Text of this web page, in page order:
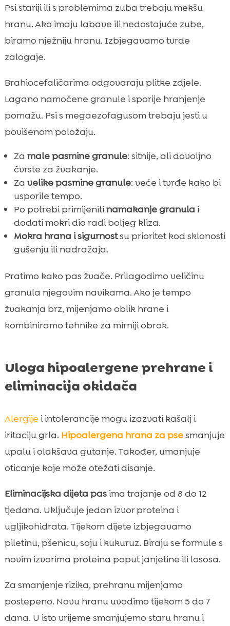
Psi stariji ili s problemima zuba trebaju mekšu
hranu. Ako imaju labave ili nedostajuće zube,
biramo nježniju hranu. Izbjegavamo tvrde
zalogaje.
Brahiocefaličarima odgovaraju plitke zdjele.
Lagano namočene granule i sporije hranjenje
pomažu. Psi s megaezofagusom trebaju jesti u
povišenom položaju.
Za male pasmine granule: sitnije, ali dovoljno
čvrste za žvakanje.
Za velike pasmine granule: veće i tvrđe kako bi
usporile tempo.
Po potrebi primijenitinamakanje granula i
dodati mokri dio radi boljeg kliza.
Mokra hrana i sigurnostsu prioritet kod sklonosti
gušenju ili nadražaja.
Pratimo kako pas žvače. Prilagodimo veličinu
granula njegovim navikama. Ako je tempo
žvakanja brz, mijenjamo oblik hrane i
kombiniramo tehnike za mirniji obrok.
Uloga hipoalergene prehrane i
eliminacija okidača
Alergije i intolerancije mogu izazvati kašalj i
iritaciju grla. Hipoalergena hrana za psesmanjuje
upalu i olakšava gutanje. Također, umanjuje
oticanje koje može otežati disanje.
Eliminacijska dijeta pasima trajanje od 8 do 12
tjedana. Uključuje jedan izvor proteina i
ugljikohidrata. Tijekom dijete izbjegavamo
piletinu, pšenicu, soju i kukuruz. Biraju se formule s
novim izvorima proteina poput janjetine ili lososa.
Za smanjenje rizika, prehranu mijenjamo
postepeno. Novu hranu uvodimo tijekom 5 do 7
dana. U isto vrijeme smanjujemo staru hranu i